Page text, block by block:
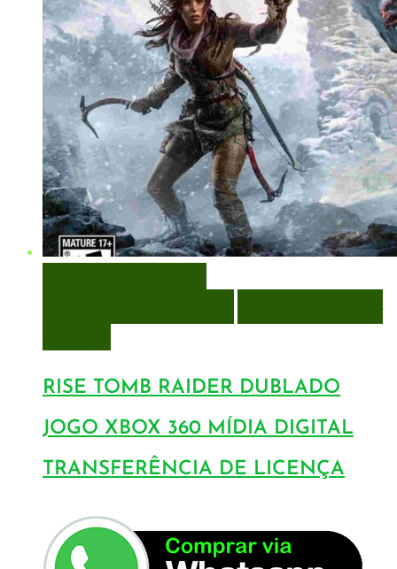
RISE TOMB RAIDER DUBLADO
JOGO XBOX 360 MÍDIA DIGITAL
TRANSFERÊNCIA DE LICENÇA